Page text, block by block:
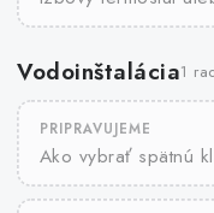
Vodoinštalácia1
PRIPRAVUJEME
Ako vybrať spätnú